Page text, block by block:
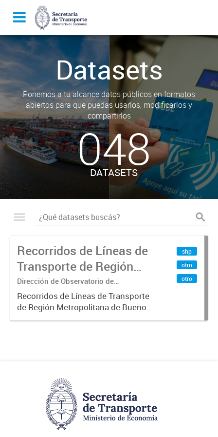
Datasets
Ponemos a tu alcance datos públicos en formatos
abiertos para que puedas usarlos, modificarlos y
compartirlos
048
DATASETS
Recorridos de Líneas de
Transporte de Región
Metropolitana de
Buenos Aires (RMBA)
Dirección de Observatorio de
Transporte, Estudio y Sistemas
Recorridos de Líneas de Transporte
de Región Metropolitana de Buenos
Aires (RMBA).-
shp
otro
otro